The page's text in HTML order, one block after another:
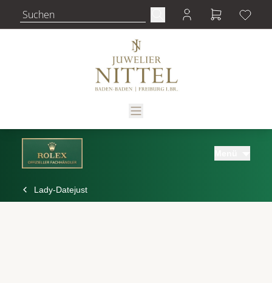
Lady-Datejust